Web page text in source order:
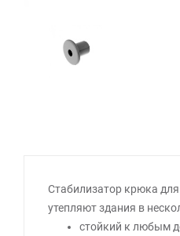
Стабилизатор крюка
утепляют здания в
стойкий к любым